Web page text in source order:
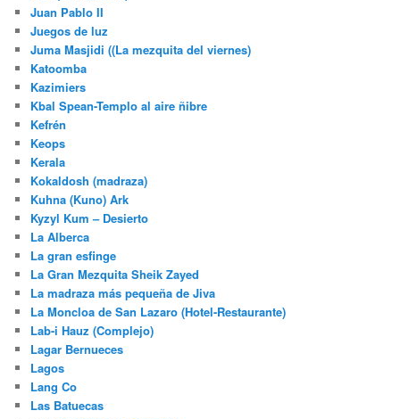
Juan Pablo II
Juegos de luz
Juma Masjidi ((La mezquita del viernes)
Katoomba
Kazimiers
Kbal Spean-Templo al aire ñibre
Kefrén
Keops
Kerala
Kokaldosh (madraza)
Kuhna (Kuno) Ark
Kyzyl Kum – Desierto
La Alberca
La gran esfinge
La Gran Mezquita Sheik Zayed
La madraza más pequeña de Jiva
La Moncloa de San Lazaro (Hotel-Restaurante)
Lab-i Hauz (Complejo)
Lagar Bernueces
Lagos
Lang Co
Las Batuecas